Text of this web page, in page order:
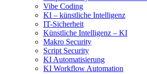
Vibe Coding
KI – künstliche Intelligenz
IT-Sicherheit
Künstliche Intelligenz – KI
Makro Security
Script Security
KI Automatisierung
KI Workflow Automation